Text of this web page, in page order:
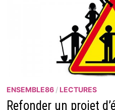
ENSEMBLE86/ LECTURES
Refonder un projet